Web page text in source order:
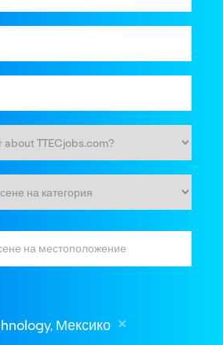
Мексико